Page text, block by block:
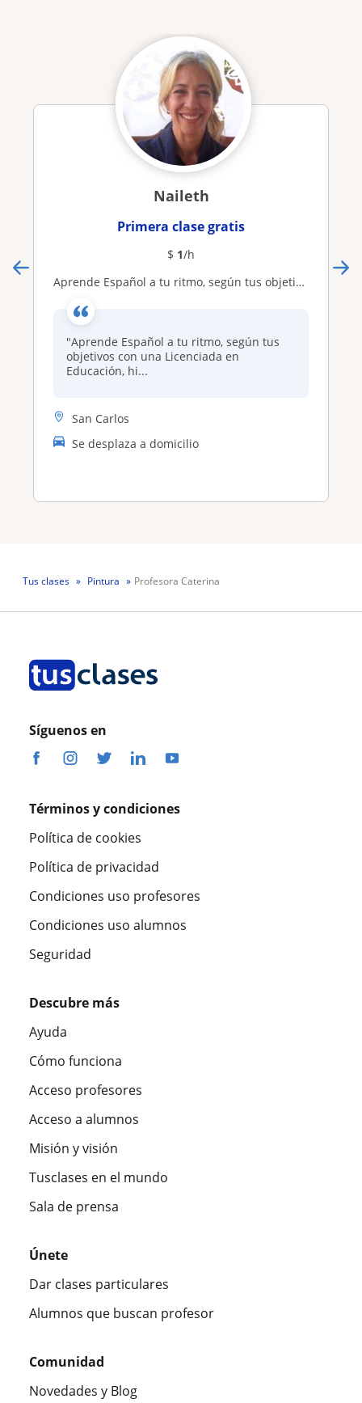
Naileth
Primera clase gratis
$ 1/h
Aprende Español a tu ritmo, según tus objetivos con una Licenciada en Educación, hispanohablante
"Aprende Español a tu ritmo, según tus
objetivos con una Licenciada en
Educación, hi...
San Carlos
Se desplaza a domicilio
Tus clases Pintura Profesora Caterina
Síguenos en
Términos y condiciones
Política de cookies
Política de privacidad
Condiciones uso profesores
Condiciones uso alumnos
Seguridad
Descubre más
Ayuda
Cómo funciona
Acceso profesores
Acceso a alumnos
Misión y visión
Tusclases en el mundo
Sala de prensa
Únete
Dar clases particulares
Alumnos que buscan profesor
Comunidad
Novedades y Blog